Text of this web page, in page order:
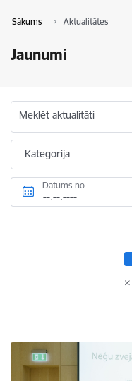
Sākums Aktualitātes
Jaunumi
Meklēt aktualitāti
Kategorija
Datums no